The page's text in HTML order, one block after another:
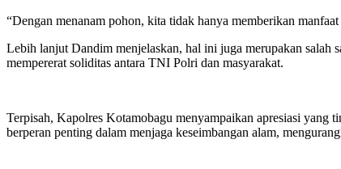
“Dengan menanam pohon, kita tidak hanya memberikan
Lebih lanjut Dandim menjelaskan, hal ini juga merupakan
mempererat soliditas antara TNI Polri dan masyarakat.
Terpisah, Kapolres Kotamobagu menyampaikan apresiasi yang
berperan penting dalam menjaga keseimbangan alam,